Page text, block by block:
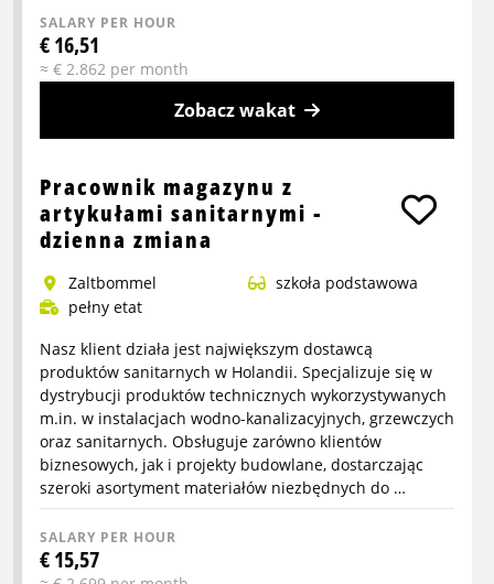
SALARY PER HOUR
€ 16,51
≈ € 2.862 per month
Zobacz wakat
info
about
Pracownik
Pracownik magazynu z
artykułami sanitarnymi -
dzienna zmiana
Zaltbommel
szkoła podstawowa
pełny etat
Nasz klient działa jest największym dostawcą
produktów sanitarnych w Holandii. Specjalizuje się w
dystrybucji produktów technicznych wykorzystywanych
m.in. w instalacjach wodno-kanalizacyjnych, grzewczych
oraz sanitarnych. Obsługuje zarówno klientów
biznesowych, jak i projekty budowlane, dostarczając
szeroki asortyment materiałów niezbędnych do …
SALARY PER HOUR
€ 15,57